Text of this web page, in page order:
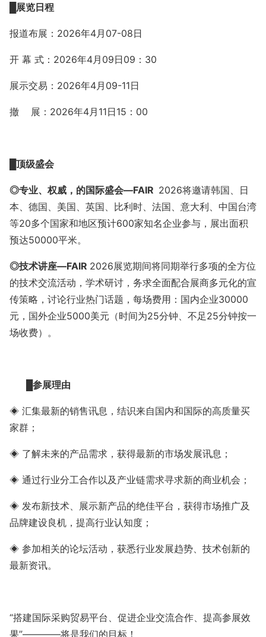
展览日程
报道布展： 2026年4月07-08日
开 幕 式：2026年4月09日09：30
展示交易： 2026年4月09-11日
撤 展：2026年4月11日15 ： 00
顶级盛会
◎专业、权威，的国际盛会—FAIR 2026将邀请韩国、日
本、德国、美国、英国、比利时、法国、意大利、中国台湾
等20多个国家和地区预计600家知名企业参与，展出面积
预达50000平米。
◎技术讲座—FAIR 2026展览期间将同期举行多项的全方位
的技术交流活动，学术研讨，务求全面配合展商多元化的宣
传策略，讨论行业热门话题，每场费用：国内企业30000
元，国外企业5000美元（时间为25分钟、不足25分钟按一
场收费）。
█参展理由
◈ 汇集最新的销售讯息，结识来自国内和国际的高质量买
家群；
◈ 了解未来的产品需求，获得最新的市场发展讯息；
◈ 通过行业分工合作以及产业链需求寻求新的商业机会；
◈ 发布新技术、展示新产品的绝佳平台，获得市场推广及
品牌建设良机，提高行业认知度；
◈ 参加相关的论坛活动，获悉行业发展趋势、技术创新的
最新资讯。
“搭建国际采购贸易平台、 促进企业交流合作、提高参展效
果”————将是我们的目标！